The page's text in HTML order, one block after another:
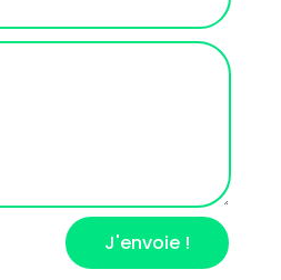
J'envoie !